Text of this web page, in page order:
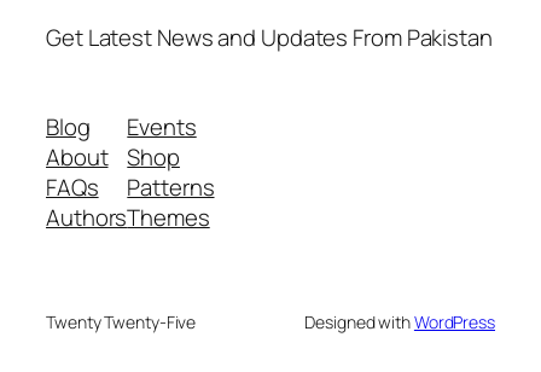
Get Latest News and Updates From Pakistan
Blog
About
FAQs
Authors
Events
Shop
Patterns
Themes
Twenty Twenty-Five Designed withWordPress